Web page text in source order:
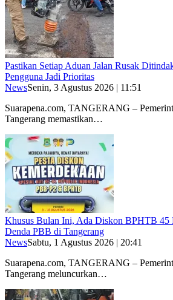
Pastikan Setiap Aduan Jalan Rusak
Pengguna Jadi Prioritas
NewsSenin, 3 Agustus 2026 | 11:51
Suarapena.com, TANGERANG –
Tangerang memastikan…
Khusus Bulan Ini, Ada Diskon BPHTB 45
Denda PBB di Tangerang
NewsSabtu, 1 Agustus 2026 | 20:41
Suarapena.com, TANGERANG –
Tangerang meluncurkan…